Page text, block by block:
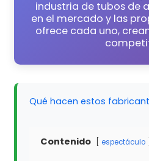
industria de tubos de
en el mercado y las
ofrece cada uno,
Qué hacen estos
Contenido espectáculo